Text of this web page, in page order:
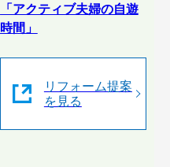
「アクティブ夫婦の自遊
時間」
リフォーム提案
を見る